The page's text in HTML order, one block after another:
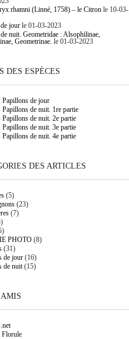
rhamni (Linné, 1758) – le Citronle 10-03-
jourle 01-03-2023
nuit. Geometridae : Alsophilinae,
Geometrinae. le 01-03-2023
DES ESPÈCES
Papillons de jour
Papillons de nuit. 1re partie
Papillons de nuit. 2e partie
Papillons de nuit. 3e partie
Papillons de nuit. 4e partie
DES ARTICLES
(5)
(23)
(7)
PHOTO(8)
(31)
de jour(16)
de nuit(15)
Florule